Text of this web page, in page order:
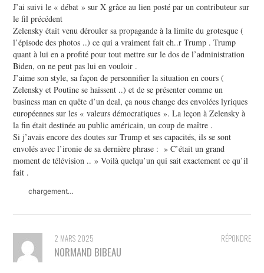
J’ai suivi le « débat » sur X grâce au lien posté par un contributeur sur
le fil précédent
Zelensky était venu dérouler sa propagande à la limite du grotesque (
l’épisode des photos ..) ce qui a vraiment fait ch..r Trump . Trump
quant à lui en a profité pour tout mettre sur le dos de l’administration
Biden, on ne peut pas lui en vouloir .
J’aime son style, sa façon de personnifier la situation en cours (
Zelensky et Poutine se haïssent ..) et de se présenter comme un
business man en quête d’un deal, ça nous change des envolées lyriques
européennes sur les « valeurs démocratiques ». La leçon à Zelensky à
la fin était destinée au public américain, un coup de maître .
Si j’avais encore des doutes sur Trump et ses capacités, ils se sont
envolés avec l’ironie de sa dernière phrase : » C’était un grand
moment de télévision .. » Voilà quelqu’un qui sait exactement ce qu’il
fait .
chargement…
RÉPONDRE
2 MARS 2025
NORMAND BIBEAU